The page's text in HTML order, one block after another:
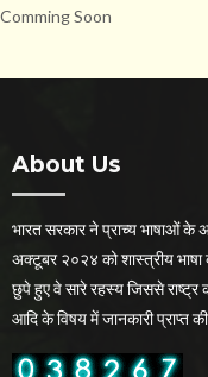
Comming Soon
About Us
भारत सरकार ने प्राच्य भाषाओं के
अक्टूबर २०२४ को शास्त्रीय भाषा
छुपे हुए वे सारे रहस्य जिससे राष्ट्र
आदि के विषय में जानकारी